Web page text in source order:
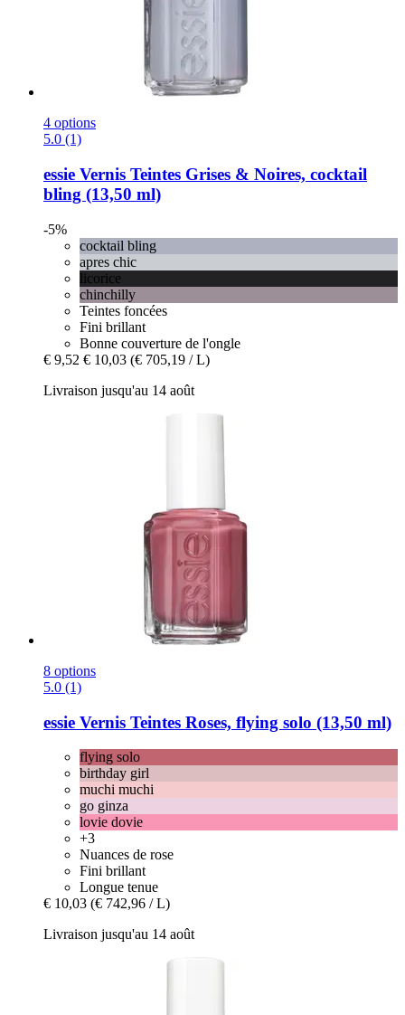
4 options
5.0 (1)
essie Vernis Teintes Grises & Noires, cocktail
bling (13,50 ml)
-5%
cocktail bling
apres chic
licorice
chinchilly
Teintes foncées
Fini brillant
Bonne couverture de l'ongle
€ 9,52 € 10,03 (€ 705,19 / L)
Livraison jusqu'au 14 août
8 options
5.0 (1)
essie Vernis Teintes Roses, flying solo (13,50 ml)
flying solo
birthday girl
muchi muchi
go ginza
lovie dovie
+3
Nuances de rose
Fini brillant
Longue tenue
€ 10,03 (€ 742,96 / L)
Livraison jusqu'au 14 août